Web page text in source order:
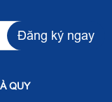
Đăng ký ngay
QUY